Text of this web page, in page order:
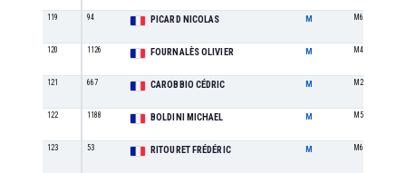
119 94 PICARD NICOLAS M M6
120 1126 FOURNALÈS OLIVIER M M4
121 667 CAROBBIO CÉDRIC M M2
122 1188 BOLDINI MICHAEL M M5
123 53 RITOURET FRÉDÉRIC M M6